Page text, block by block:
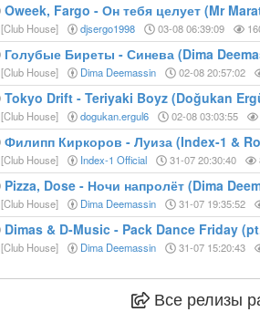
Oweek, Fargo - Он тебя целует (Mr
[Club House] djsergo1998 03-08 06:39:09
Голубые Биреты - Синева (Dima
[Club House] Dima Deemassin 02-08 20:57:02
Tokyo Drift - Teriyaki Boyz (Doğukan
[Club House] dogukan.ergul6 02-08 03:03:55
Филипп Киркоров - Луиза (Index-1 &
[Club House] Index-1 Official 31-07 20:30:40
Pizza, Dose - Ночи напролёт (Dima
[Club House] Dima Deemassin 31-07 19:35:52
Dimas & D-Music - Pack Dance Friday
[Club House] Dima Deemassin 31-07 15:20:43
Все релизы